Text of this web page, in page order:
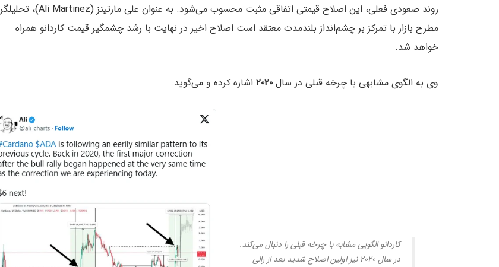
روند صعودی فعلی، این اصلاح قیمتی اتفاقی مثبت محسوب می‌شود. به عنوان علی مارتینز (Ali Martinez)، تحلیلگر
مطرح بازار با تمرکز بر چشم‌انداز بلندمدت معتقد است اصلاح اخیر در نهایت با رشد چشمگیر قیمت کاردانو همراه
خواهد شد.
وی به الگوی مشابهی با چرخه قبلی در سال ۲۰۲۰ اشاره کرده و می‌گوید:
کاردانو الگویی مشابه با چرخه قبلی را دنبال می‌کند.
در سال ۲۰۲۰ نیز اولین اصلاح شدید بعد از رالی